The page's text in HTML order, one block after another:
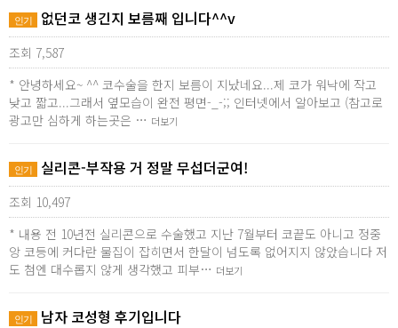
인기 없던코 생긴지 보름째 입니다^^v
조회 7,587
* 안녕하세요~ ^^ 코수술을 한지 보름이 지났네요...제 코가 워낙에 작고
낮고 짧고...그래서 옆모습이 완전 평면-_-;; 인터넷에서 알아보고 (참고로
광고만 심하게 하는곳은 … 더보기
인기 실리콘-부작용 거 정말 무섭더군여!
조회 10,497
* 내용 전 10년전 실리콘으로 수술했고 지난 7월부터 코끝도 아니고 정중
앙 코등에 커다란 물집이 잡히면서 한달이 넘도록 없어지지 않았습니다 저
도 첨엔 대수롭지 않게 생각했고 피부… 더보기
인기 남자 코성형 후기입니다